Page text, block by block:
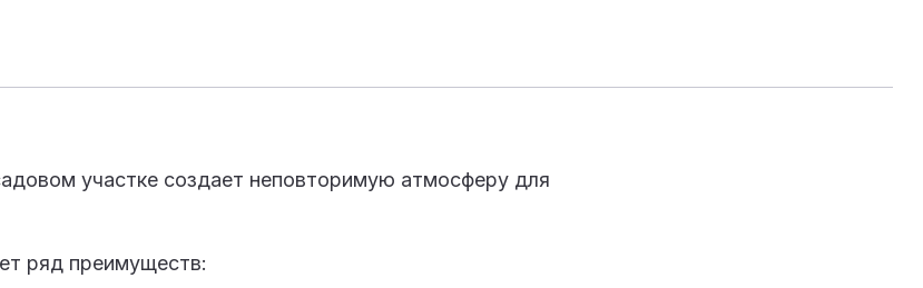
участке создает неповторимую атмосферу для
ряд преимуществ: